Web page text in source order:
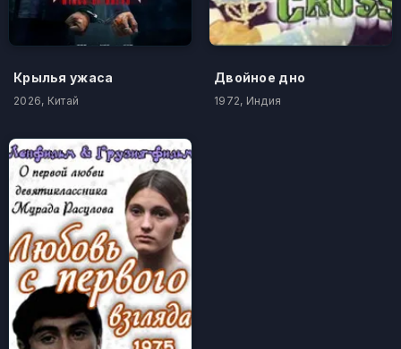
Крылья ужаса
2026, Китай
Двойное дно
1972, Индия